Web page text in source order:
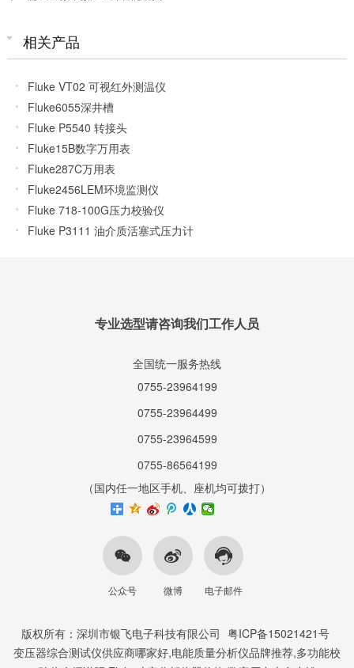
相关产品
Fluke VT02 可视红外测温仪
Fluke6055深井槽
Fluke P5540 转接头
Fluke15B数字万用表
Fluke287C万用表
Fluke2456LEM环境监测仪
Fluke 718-100G压力校验仪
Fluke P3111 油介质活塞式压力计
专业选型请咨询我们工作人员
全国统一服务热线
0755-23964199
0755-23964499
0755-23964599
0755-86564199
（国内任一地区手机、座机均可拨打）
公众号 微博 电子邮件
版权所有：深圳市银飞电子科技有限公司 粤ICP备15021421号
变压器综合测试仪供应商哪家好,电能质量分析仪品牌推荐,多功能校